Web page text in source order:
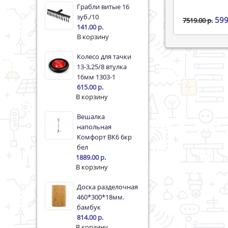
Грабли витые 16
зуб./10
141.00 р.
Колесо для тачки
13-3,25/8 втулка
16мм 1303-1
615.00 р.
Вешалка
напольная
Комфорт ВК6 6кр
бел
1889.00 р.
Доска разделочная
460*300*18мм.
бамбук
814.00 р.
7519.00 р.